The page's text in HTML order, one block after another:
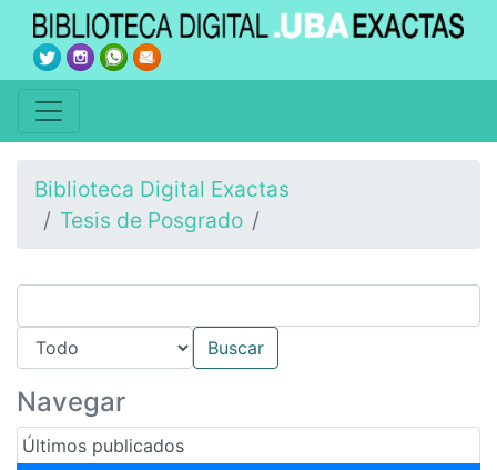
Biblioteca Digital Exactas
Tesis de Posgrado
Navegar
Últimos publicados